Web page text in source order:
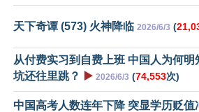
天下奇谭 (573) 火神降临 2026/6/3 (
从付费实习到自费上班 中国人为何明
坑还往里跳？
▶️ 2026/6/3 (74,553次)
中国高考人数连年下降 突显学历贬值